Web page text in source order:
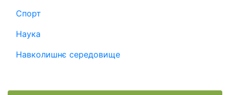
Спорт
Наука
Навколишнє середовище